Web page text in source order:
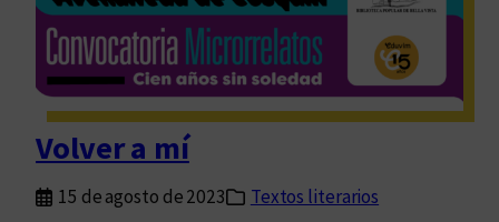
e
r
á
s
p
o
s
Volver a mí
15 de agosto de 2023
Textos literarios